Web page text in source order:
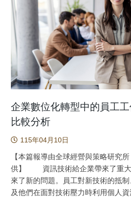
企業數位化轉型中的員工
比較分析
115年04月10日
【本篇報導由全球經營與策略研究
供】 資訊技術給企業帶來了重大
來了新的問題。員工對新技術的抵
及他們在面對技術壓力時利用個人